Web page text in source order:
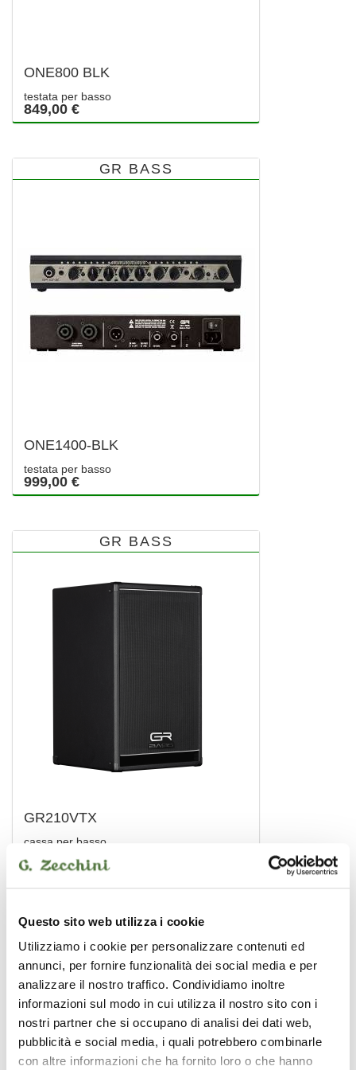
Questo sito web utilizza i cookie
Utilizziamo i cookie per personalizzare contenuti ed
annunci, per fornire funzionalità dei social media e per
analizzare il nostro traffico. Condividiamo inoltre
informazioni sul modo in cui utilizza il nostro sito con i
nostri partner che si occupano di analisi dei dati web,
pubblicità e social media, i quali potrebbero combinarle
con altre informazioni che ha fornito loro o che hanno
ONE800 BLK
testata per basso
849,00 €
GR BASS
ONE1400-BLK
testata per basso
999,00 €
GR BASS
GR210VTX
cassa per basso
GR BASS